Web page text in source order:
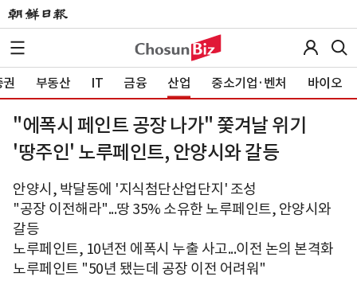
부동산 IT 금융 산업 중소기업·벤처 바이오
"에폭시 페인트 공장 나가" 쫓겨날 위기
'땅주인' 노루페인트, 안양시와 갈등
안양시, 박달동에 '지식첨단산업단지' 조성
"공장 이전해라"...땅 35% 소유한 노루페인트, 안양시와
갈등
노루페인트, 10년전 에폭시 누출 사고...이전 논의 본격화
노루페인트 "50년 됐는데 공장 이전 어려워"